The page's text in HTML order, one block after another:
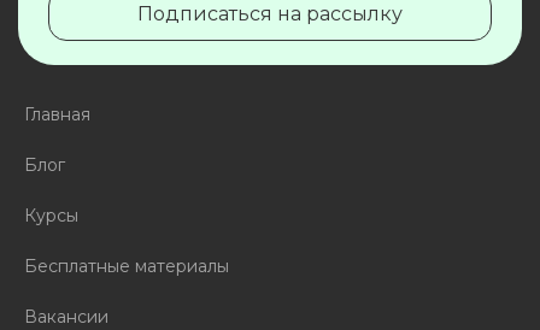
Подписаться на рассылку
Главная
Блог
Курсы
Бесплатные материалы
Вакансии